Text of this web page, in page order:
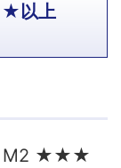
以上
M2 ★★★